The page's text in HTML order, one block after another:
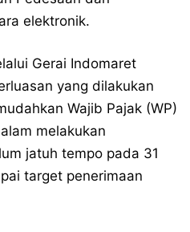
elektronik.
Gerai Indomaret
yang dilakukan
Wajib Pajak (WP)
melakukan
jatuh tempo pada 31
target penerimaan